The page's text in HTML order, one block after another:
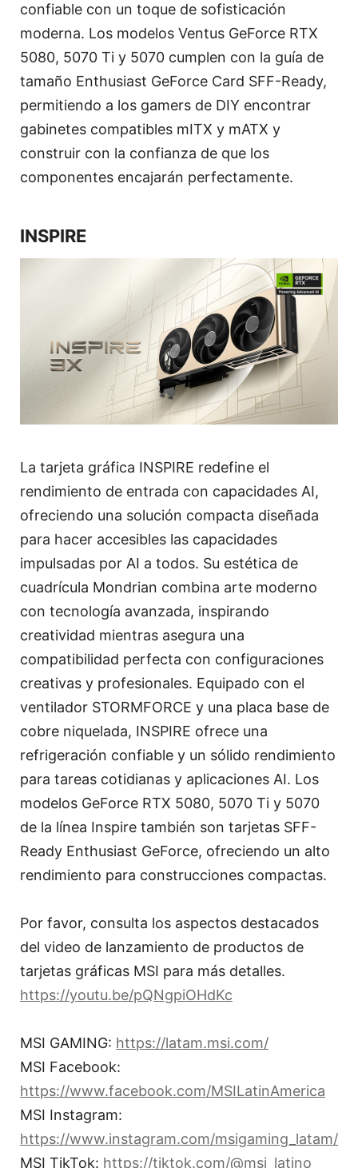
confiable con un toque de sofisticación
moderna. Los modelos Ventus GeForce RTX
5080, 5070 Ti y 5070 cumplen con la guía de
tamaño Enthusiast GeForce Card SFF-Ready,
permitiendo a los gamers de DIY encontrar
gabinetes compatibles mITX y mATX y
construir con la confianza de que los
componentes encajarán perfectamente.
INSPIRE
La tarjeta gráfica INSPIRE redefine el
rendimiento de entrada con capacidades AI,
ofreciendo una solución compacta diseñada
para hacer accesibles las capacidades
impulsadas por AI a todos. Su estética de
cuadrícula Mondrian combina arte moderno
con tecnología avanzada, inspirando
creatividad mientras asegura una
compatibilidad perfecta con configuraciones
creativas y profesionales. Equipado con el
ventilador STORMFORCE y una placa base de
cobre niquelada, INSPIRE ofrece una
refrigeración confiable y un sólido rendimiento
para tareas cotidianas y aplicaciones AI. Los
modelos GeForce RTX 5080, 5070 Ti y 5070
de la línea Inspire también son tarjetas SFF-
Ready Enthusiast GeForce, ofreciendo un alto
rendimiento para construcciones compactas.
Por favor, consulta los aspectos destacados
del video de lanzamiento de productos de
tarjetas gráficas MSI para más detalles.
https://youtu.be/pQNgpiOHdKc
MSI GAMING: https://latam.msi.com/
MSI Facebook:
https://www.facebook.com/MSILatinAmerica
MSI Instagram:
https://www.instagram.com/msigaming_latam/
MSI TikTok: https://tiktok.com/@msi_latino